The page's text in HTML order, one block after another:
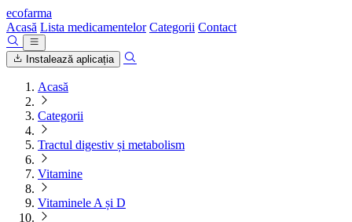
ecofarma
Acasă Lista medicamentelor Categorii Contact
Instalează aplicația
Acasă
Categorii
Tractul digestiv și metabolism
Vitamine
Vitaminele A și D